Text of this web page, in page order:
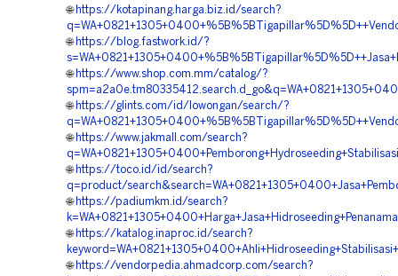
🌐 https://kotapinang.harga.biz.id/search?
🌐 https://blog.fastwork.id/?
🌐 https://www.shop.com.mm/catalog/?
🌐 https://glints.com/id/lowongan/search/?
🌐 https://www.jakmall.com/search?
🌐 https://toco.id/id/search?
q=product/
🌐 https://padiumkm.id/search?
🌐 https://katalog.inaproc.id/search?
🌐 https://vendorpedia.ahmadcorp.com/search?